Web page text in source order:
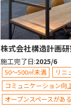
株式会社構造計画
施工完了日:2025/6
50～500㎡未満
リニ
コミュニケーション向
オープンスペースがある